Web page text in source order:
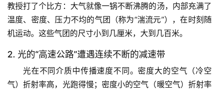
教授打了个比方：大气就像一锅不断沸腾的汤，内部充满了
温度、密度、压力不均的气团（称为“湍流元”），在时刻随
机运动。这些气团的尺寸小到几厘米，大到几百米。
2. 光的“高速公路”遭遇连续不断的减速带
光在不同介质中传播速度不同。密度大的空气（冷空
气）折射率高，光跑得慢；密度小的空气（暖空气）折射率